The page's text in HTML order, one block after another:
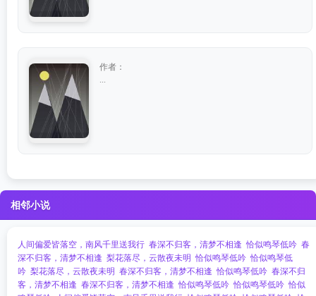
作者：
相邻小说
人间偏爱皆落空，南风千里送我行 春深不归客，清梦不相逢 恰似鸣琴低吟 春
深不归客，清梦不相逢 梨花落尽，云散夜未明 恰似鸣琴低吟 恰似鸣琴低
吟 梨花落尽，云散夜未明 春深不归客，清梦不相逢 恰似鸣琴低吟 春深不归
客，清梦不相逢 春深不归客，清梦不相逢 恰似鸣琴低吟 恰似鸣琴低吟 恰似